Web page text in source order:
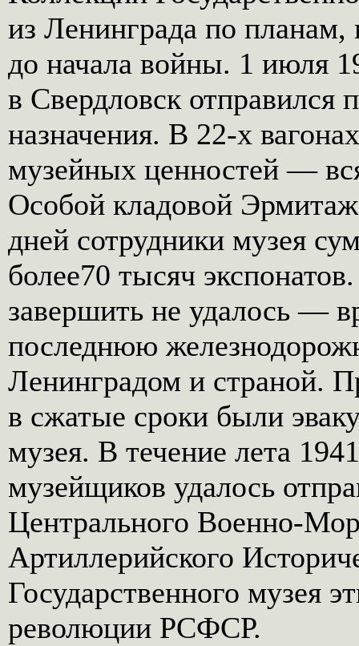
из Ленинграда по планам,
до начала войны. 1 июля
в Свердловск отправился
назначения. В 22-х
музейных ценностей —
Особой кладовой
дней сотрудники музея
более70 тысяч
завершить не удалось —
последнюю
Ленинградом и страной.
в сжатые сроки были
музея. В течение лета
музейщиков удалось
Центрального Военно-
Артиллерийского
Государственного музея
революции РСФСР.